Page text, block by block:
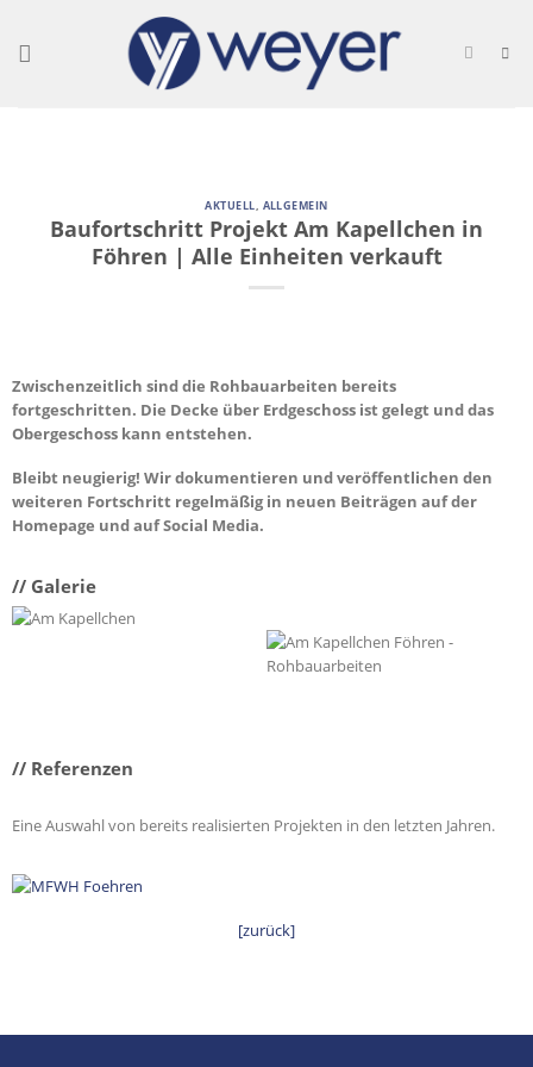
content
AKTUELL, ALLGEMEIN
Baufortschritt Projekt Am Kapellchen in
Föhren | Alle Einheiten verkauft
Zwischenzeitlich sind die Rohbauarbeiten bereits
fortgeschritten. Die Decke über Erdgeschoss ist gelegt und das
Obergeschoss kann entstehen.
Bleibt neugierig! Wir dokumentieren und veröffentlichen den
weiteren Fortschritt regelmäßig in neuen Beiträgen auf der
Homepage und auf Social Media.
// Galerie
// Referenzen
Eine Auswahl von bereits realisierten Projekten in den letzten Jahren.
[zurück]